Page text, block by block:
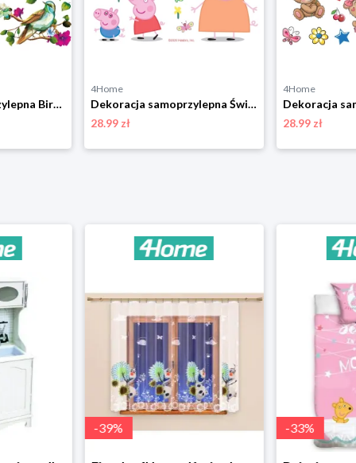
Dekoracja samoprzylepna Birds, 30 x 30 cm 4-Home
4Home
Dekoracja samoprzylepna Świnka Peppa, 30 x 30 cm 4-Home
28.99 zł
4Home
28.99 zł
-39% -33%